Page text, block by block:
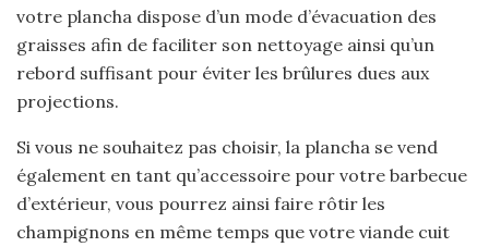
votre plancha dispose d’un mode d’évacuation des
graisses afin de faciliter son nettoyage ainsi qu’un
rebord suffisant pour éviter les brûlures dues aux
projections.
Si vous ne souhaitez pas choisir, la plancha se vend
également en tant qu’accessoire pour votre barbecue
d’extérieur, vous pourrez ainsi faire rôtir les
champignons en même temps que votre viande cuit